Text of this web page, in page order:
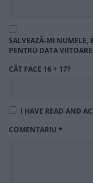
SALVEAZĂ-MI NUMELE,
PENTRU DATA
CÂT FACE 16 + 17?
I HAVE READ AND
COMENTARIU *